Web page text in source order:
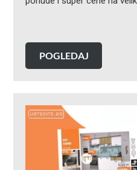
POGLEDAJ